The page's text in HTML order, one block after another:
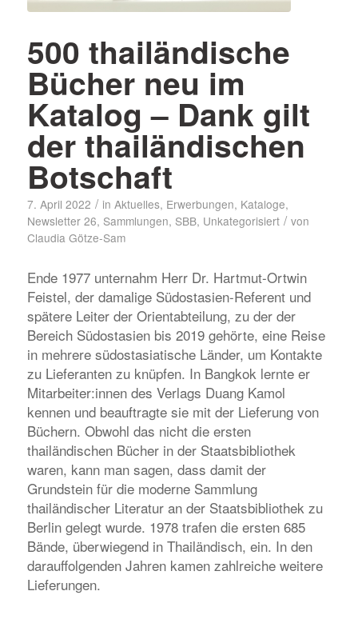
500 thailändische
Bücher neu im
Katalog – Dank gilt
der thailändischen
Botschaft
7. April 2022 / in Aktuelles, Erwerbungen, Kataloge,
Newsletter 26, Sammlungen, SBB, Unkategorisiert / von
Claudia Götze-Sam
Ende 1977 unternahm Herr Dr. Hartmut-Ortwin
Feistel, der damalige Südostasien-Referent und
spätere Leiter der Orientabteilung, zu der der
Bereich Südostasien bis 2019 gehörte, eine Reise
in mehrere südostasiatische Länder, um Kontakte
zu Lieferanten zu knüpfen. In Bangkok lernte er
Mitarbeiter:innen des Verlags Duang Kamol
kennen und beauftragte sie mit der Lieferung von
Büchern. Obwohl das nicht die ersten
thailändischen Bücher in der Staatsbibliothek
waren, kann man sagen, dass damit der
Grundstein für die moderne Sammlung
thailändischer Literatur an der Staatsbibliothek zu
Berlin gelegt wurde. 1978 trafen die ersten 685
Bände, überwiegend in Thailändisch, ein. In den
darauffolgenden Jahren kamen zahlreiche weitere
Lieferungen.